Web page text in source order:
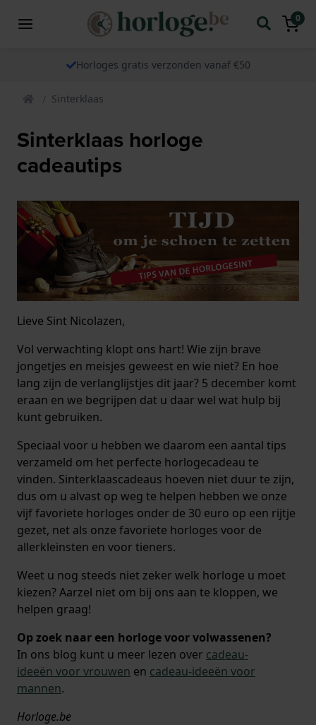
0
Horloges gratis verzonden vanaf €50
Sinterklaas
Sinterklaas horloge
cadeautips
Lieve Sint Nicolazen,
Vol verwachting klopt ons hart! Wie zijn brave
jongetjes en meisjes geweest en wie niet? En hoe
lang zijn de verlanglijstjes dit jaar? 5 december komt
eraan en we begrijpen dat u daar wel wat hulp bij
kunt gebruiken.
Speciaal voor u hebben we daarom een aantal tips
verzameld om het perfecte horlogecadeau te
vinden. Sinterklaascadeaus hoeven niet duur te zijn,
dus om u alvast op weg te helpen hebben we onze
vijf favoriete horloges onder de 30 euro op een rijtje
gezet, net als onze favoriete horloges voor de
allerkleinsten en voor tieners.
Weet u nog steeds niet zeker welk horloge u moet
kiezen? Aarzel niet om bij ons aan te kloppen, we
helpen graag!
Op zoek naar een horloge voor volwassenen?
In ons blog kunt u meer lezen over cadeau-
ideeën voor vrouwen en cadeau-ideeën voor
mannen.
Horloge.be